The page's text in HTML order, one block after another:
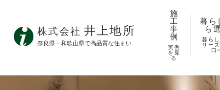
株式会社 井上地所
奈良県・和歌山県で高品質な住まい
施
工
事
例
実例
を見
る
暮ら
ら
暮ら
リー
口